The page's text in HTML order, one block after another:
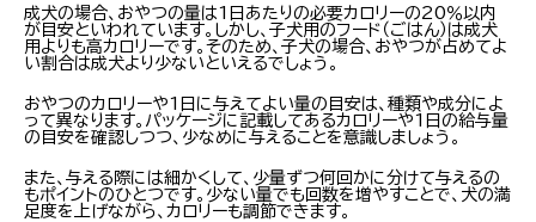
成犬の場合、おやつの量は1日あたりの必要カロリーの20％以内
が目安といわれています。しかし、子犬用のフード（ごはん）は成犬
用よりも高カロリーです。そのため、子犬の場合、おやつが占めてよ
い割合は成犬より少ないといえるでしょう。
おやつのカロリーや1日に与えてよい量の目安は、種類や成分によ
って異なります。パッケージに記載してあるカロリーや1日の給与量
の目安を確認しつつ、少なめに与えることを意識しましょう。
また、与える際には細かくして、少量ずつ何回かに分けて与えるの
もポイントのひとつです。少ない量でも回数を増やすことで、犬の満
足度を上げながら、カロリーも調節できます。